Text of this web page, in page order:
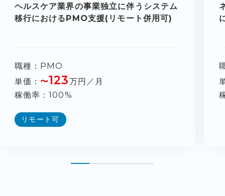
ヘルスケア業界の事業独立に伴うシステム
移行におけるPMO支援(リモート併用可)
職種
PMO
単価
〜123万円／月
稼働率
100%
リモート可